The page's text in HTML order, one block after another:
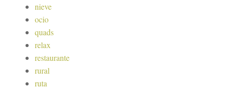
nieve
ocio
quads
relax
restaurante
rural
ruta